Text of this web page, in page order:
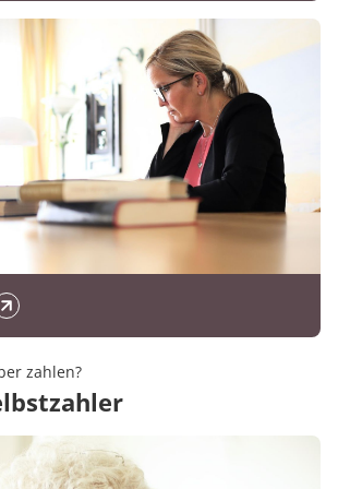
zahlen?